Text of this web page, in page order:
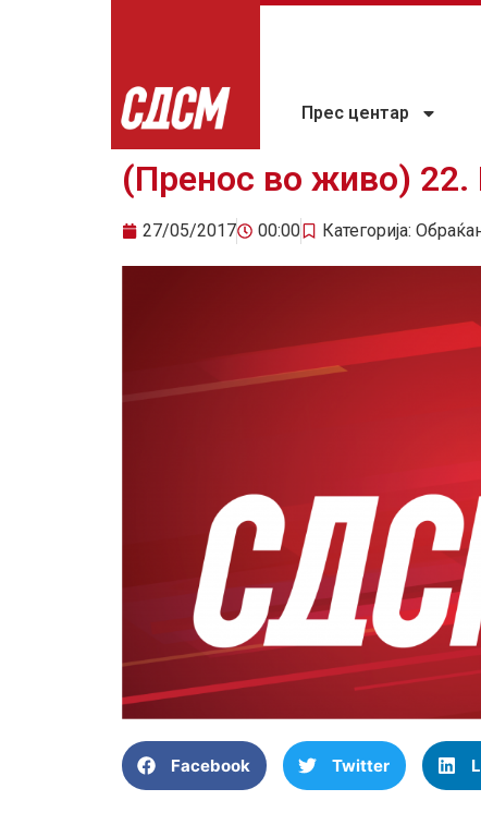
Прес центар
(Пренос во живо)
27/05/2017 00:00 Категорија:
Facebook Twitter